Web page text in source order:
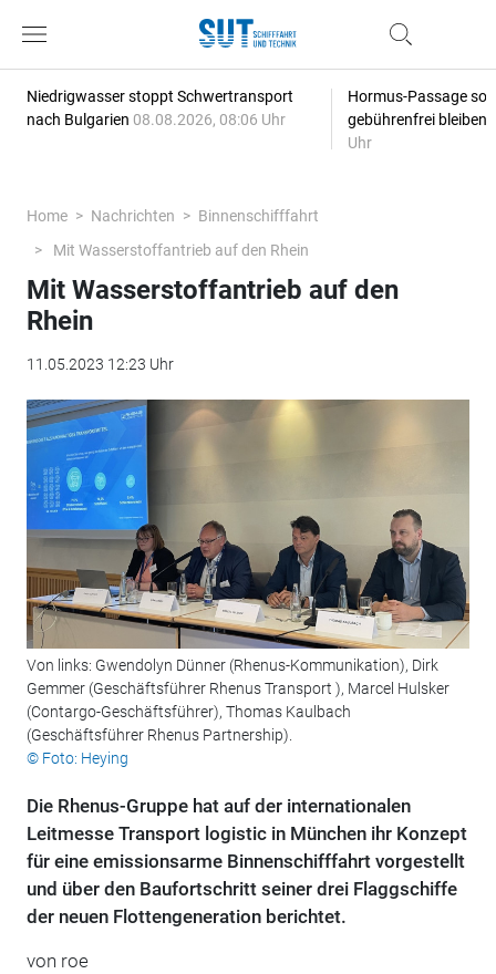
Niedrigwasser stoppt Schwertransport
nach Bulgarien 08.08.2026, 08:06 Uhr
Hormus-Passage
gebührenfrei bleiben
Uhr
Home Nachrichten
Binnenschifffahrt
Mit Wasserstoffantrieb auf den Rhein
Mit Wasserstoffantrieb auf den
Rhein
11.05.2023 12:23 Uhr
Von links: Gwendolyn Dünner (Rhenus-Kommunikation), Dirk
Gemmer (Geschäftsführer Rhenus Transport ), Marcel Hulsker
(Contargo-Geschäftsführer), Thomas Kaulbach
(Geschäftsführer Rhenus Partnership).
© Foto: Heying
Die Rhenus-Gruppe hat auf der internationalen
Leitmesse Transport logistic in München ihr Konzept
für eine emissionsarme Binnenschifffahrt vorgestellt
und über den Baufortschritt seiner drei Flaggschiffe
der neuen Flottengeneration berichtet.
von roe